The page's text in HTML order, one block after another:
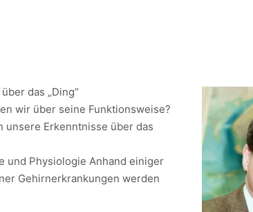
das „Ding“
wir über seine Funktionsweise?
unsere Erkenntnisse über das
und Physiologie Anhand einiger
Gehirnerkrankungen werden